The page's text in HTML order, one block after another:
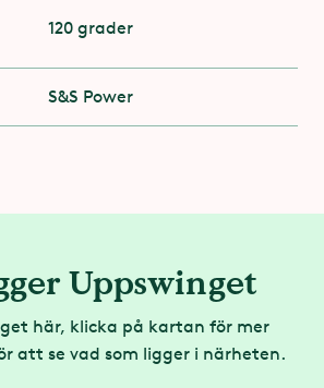
120 grader
S&S Power
Uppswinget
här, klicka på kartan för mer
att se vad som ligger i närheten.